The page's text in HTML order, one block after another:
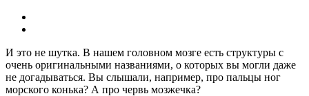
И это не шутка. В нашем головном мозге есть структуры с
очень оригинальными названиями, о которых вы могли даже
не догадываться. Вы слышали, например, про пальцы ног
морского конька? А про червь мозжечка?